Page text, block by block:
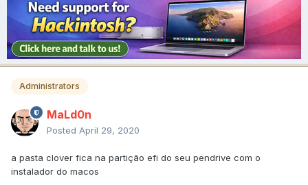
Administrators
MaLd0n
Posted April 29, 2020
a pasta clover fica na partição efi do seu pendrive com o
instalador do macos